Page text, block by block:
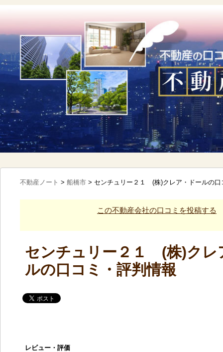
不動産ノート > 船橋市 > センチュリー２１ (株)クレア・ドールの口
この不動産会社の口コミを投稿する
センチュリー２１ (株)クレ
ルの口コミ・評判情報
レビュー・評価